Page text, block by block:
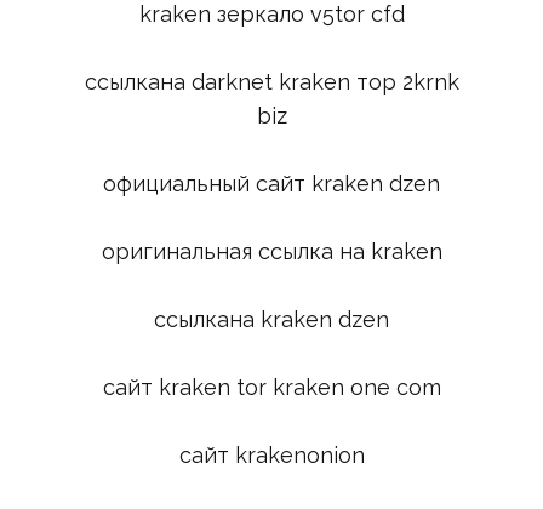
kraken зеркало v5tor cfd
ссылкана darknet kraken тор 2krnk
biz
официальный сайт kraken dzen
оригинальная ссылка на kraken
ссылкана kraken dzen
сайт kraken tor kraken one com
сайт krakenonion